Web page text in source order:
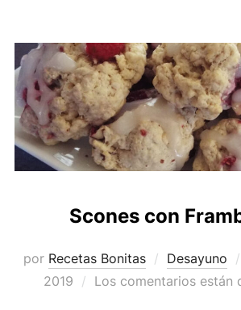
Scones con
por Recetas Bonitas Desayuno
2019
Los comentarios están